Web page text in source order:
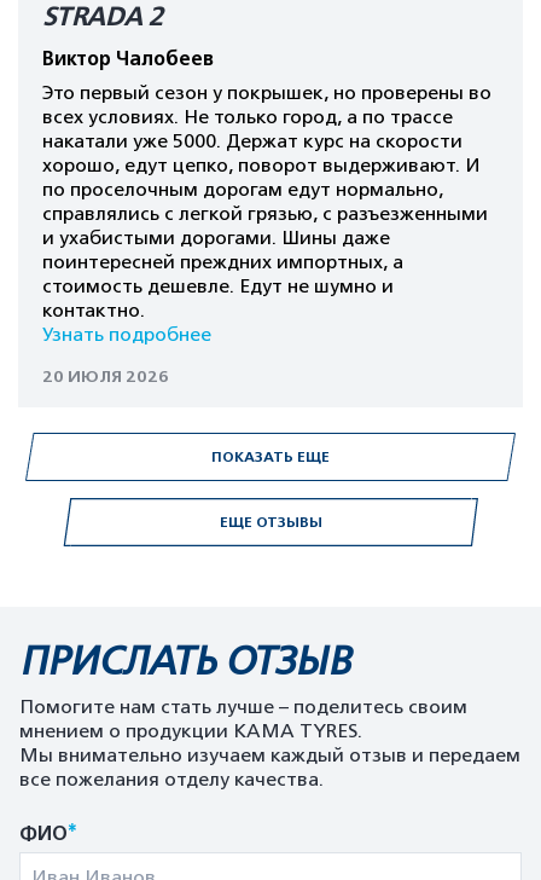
ЕЩЕ ОТЗЫВЫ
STRADA 2
Виктор Чалобеев
Это первый сезон у покрышек, но проверены во
всех условиях. Не только город, а по трассе
накатали уже 5000. Держат курс на скорости
хорошо, едут цепко, поворот выдерживают. И
по проселочным дорогам едут нормально,
справлялись с легкой грязью, с разъезженными
и ухабистыми дорогами. Шины даже
поинтересней преждних импортных, а
стоимость дешевле. Едут не шумно и
контактно.
Узнать подробнее
20 ИЮЛЯ 2026
ПОКАЗАТЬ ЕЩЕ
ПРИСЛАТЬ ОТЗЫВ
Помогите нам стать лучше – поделитесь своим
мнением о продукции KAMA TYRES.
Мы внимательно изучаем каждый отзыв и передаем
все пожелания отделу качества.
ФИО*